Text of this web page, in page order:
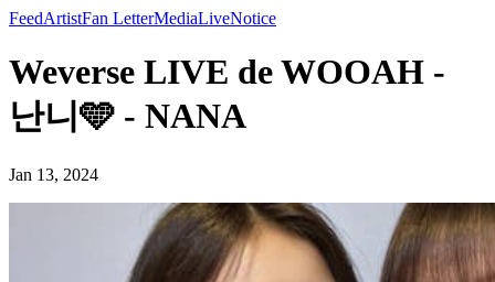
FeedArtistFan LetterMediaLiveNotice
Weverse LIVE de WOOAH -
난니🩵 - NANA
Jan 13, 2024